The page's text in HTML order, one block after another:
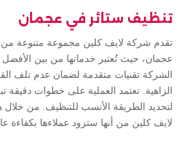
تنظيف ستائر في عجمان
تقدم شركة لايف كلين مجموعة متنوعة
عجمان، حيث تُعتبر خدماتها من بين
الشركة تقنيات متقدمة لضمان عدم تلف
الزاهية. تعتمد العملية على خطوات دقيقة
لتحديد الطريقة الأنسب للتنظيف. من
لايف كلين من أنها ستزود عملاءها بكفاءة